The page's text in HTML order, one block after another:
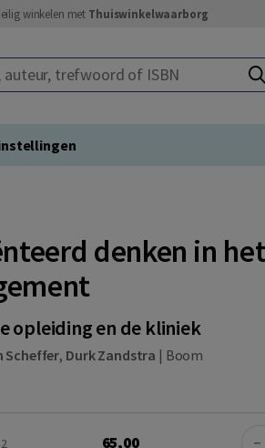
winkelen met Thuiswinkelwaarborg
trefwoord of ISBN
denken in
opleiding en de kliniek
Scheffer, Durk Zandstra | Boom
65,00 −